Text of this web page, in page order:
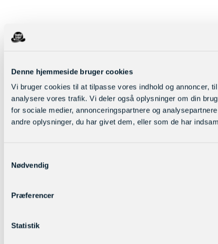
Denne hjemmeside bruger cookies
Vi bruger cookies til at tilpasse vores indhold og annoncer,
analysere vores trafik. Vi deler også oplysninger om din
for sociale medier, annonceringspartnere og
andre oplysninger, du har givet dem, eller som de har
Nødvendig
Præferencer
Statistik